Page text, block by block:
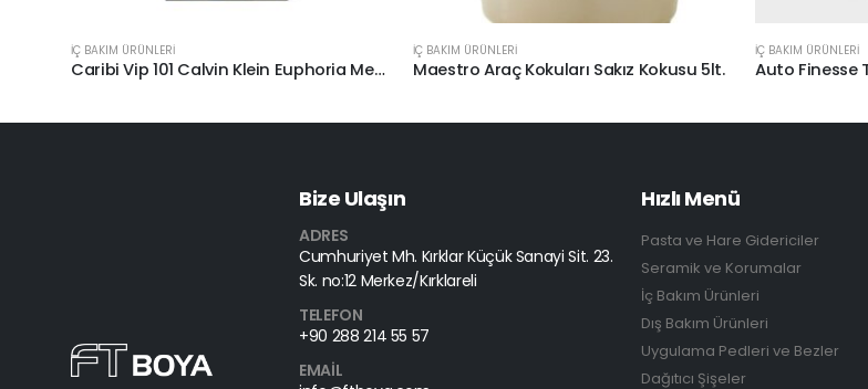
İÇ BAKIM ÜRÜNLERİ
Caribi Vip 101 Calvin Klein Euphoria Men Araç Kokusu
İÇ BAKIM ÜRÜNLERİ
Maestro Araç Kokuları Sakız Kokusu 5lt.
İÇ BAKIM ÜRÜNLERİ
Auto Finesse
Bize Ulaşın
ADRES
Cumhuriyet Mh. Kırklar Küçük Sanayi Sit. 23.
Sk. no:12 Merkez/Kırklareli
TELEFON
+90 288 214 55 57
EMAIL
Hızlı Menü
Pasta ve Hare Gidericiler
Seramik ve Korumalar
İç Bakım Ürünleri
Dış Bakım Ürünleri
Uygulama Pedleri ve Bezler
Dağıtıcı Şişeler